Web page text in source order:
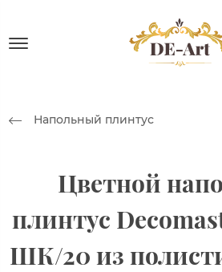
Напольный плинтус
Цветной
плинтус
ШК/20 из